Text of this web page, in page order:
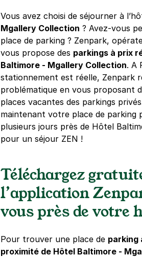
+ Abonnements disponibles
Hôtel Le Parchamp -
Boulogne
92100Boulogne-
4,6 (81 avis)
135 €/semaine (tarifs dégressifs)
Réserver
Les Passages -
99 rue de Billancourt
92100Boulogne-
4,5 (49 avis)
Réserver
Vous avez choisi de séjourner à
Mgallery Collection ? Avez-vous
place de parking ? Zenpark,
vous propose des parkings à prix
Baltimore - Mgallery Collection. A
stationnement est réelle, Zenpark
problématique en vous proposant
places vacantes des parkings
maintenant votre place de parking
plusieurs jours près de Hôtel
pour un séjour ZEN !
Téléchargez
l’application
vous près de votre
Pour trouver une place de parking
proximité de Hôtel Baltimore -